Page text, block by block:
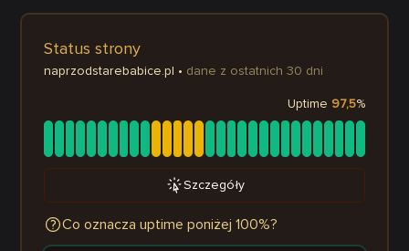
Status strony
naprzodstarebabice.pl • dane z ostatnich 30 dni
Uptime 97,5%
Szczegóły
Co oznacza uptime poniżej 100%?